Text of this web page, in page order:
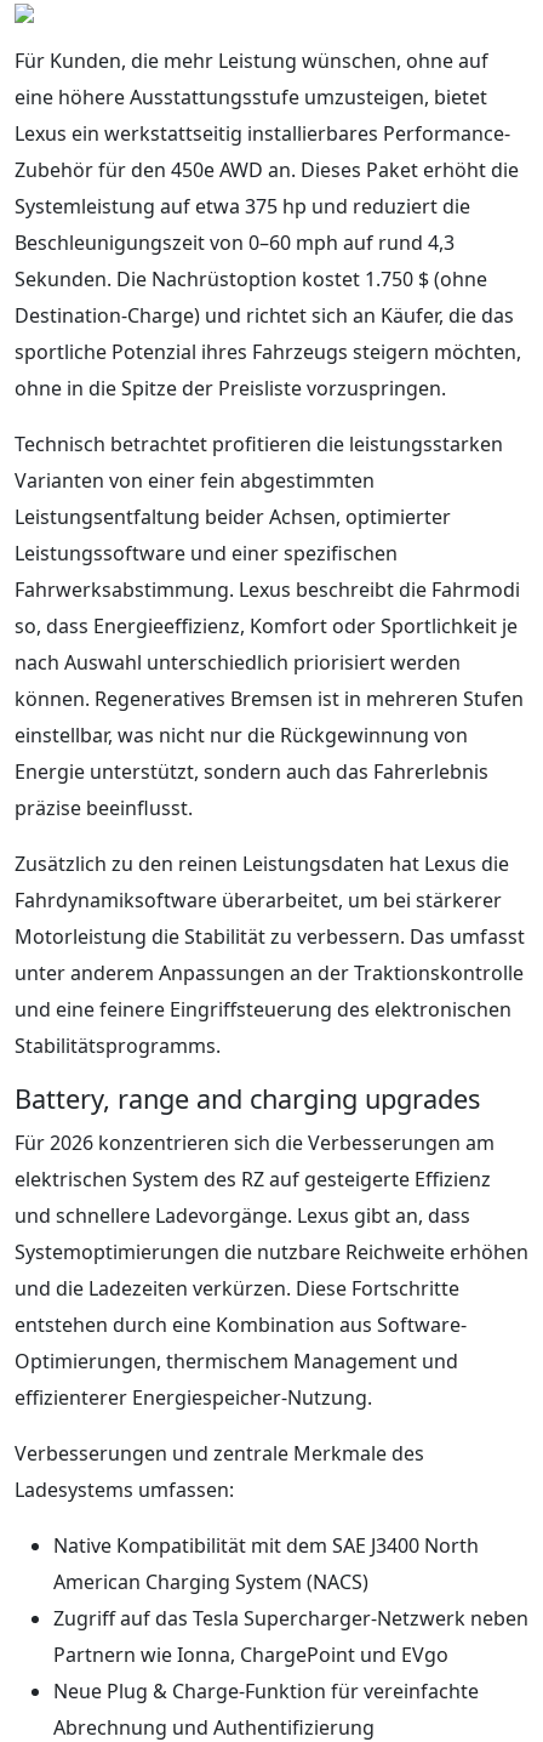
Für Kunden, die mehr Leistung wünschen, ohne auf
eine höhere Ausstattungsstufe umzusteigen, bietet
Lexus ein werkstattseitig installierbares Performance-
Zubehör für den 450e AWD an. Dieses Paket erhöht die
Systemleistung auf etwa 375 hp und reduziert die
Beschleunigungszeit von 0–60 mph auf rund 4,3
Sekunden. Die Nachrüstoption kostet 1.750 $ (ohne
Destination-Charge) und richtet sich an Käufer, die das
sportliche Potenzial ihres Fahrzeugs steigern möchten,
ohne in die Spitze der Preisliste vorzuspringen.
Technisch betrachtet profitieren die leistungsstarken
Varianten von einer fein abgestimmten
Leistungsentfaltung beider Achsen, optimierter
Leistungssoftware und einer spezifischen
Fahrwerksabstimmung. Lexus beschreibt die Fahrmodi
so, dass Energieeffizienz, Komfort oder Sportlichkeit je
nach Auswahl unterschiedlich priorisiert werden
können. Regeneratives Bremsen ist in mehreren Stufen
einstellbar, was nicht nur die Rückgewinnung von
Energie unterstützt, sondern auch das Fahrerlebnis
präzise beeinflusst.
Zusätzlich zu den reinen Leistungsdaten hat Lexus die
Fahrdynamiksoftware überarbeitet, um bei stärkerer
Motorleistung die Stabilität zu verbessern. Das umfasst
unter anderem Anpassungen an der Traktionskontrolle
und eine feinere Eingriffsteuerung des elektronischen
Stabilitätsprogramms.
Battery, range and charging upgrades
Für 2026 konzentrieren sich die Verbesserungen am
elektrischen System des RZ auf gesteigerte Effizienz
und schnellere Ladevorgänge. Lexus gibt an, dass
Systemoptimierungen die nutzbare Reichweite erhöhen
und die Ladezeiten verkürzen. Diese Fortschritte
entstehen durch eine Kombination aus Software-
Optimierungen, thermischem Management und
effizienterer Energiespeicher-Nutzung.
Verbesserungen und zentrale Merkmale des
Ladesystems umfassen:
Native Kompatibilität mit dem SAE J3400 North
American Charging System (NACS)
Zugriff auf das Tesla Supercharger-Netzwerk neben
Partnern wie Ionna, ChargePoint und EVgo
Neue Plug & Charge-Funktion für vereinfachte
Abrechnung und Authentifizierung